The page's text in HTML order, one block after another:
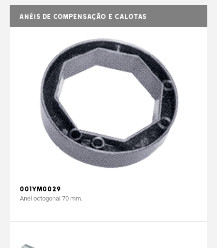
Anéis de compensação e calotas
001YM0029
Anel octogonal 70 mm.